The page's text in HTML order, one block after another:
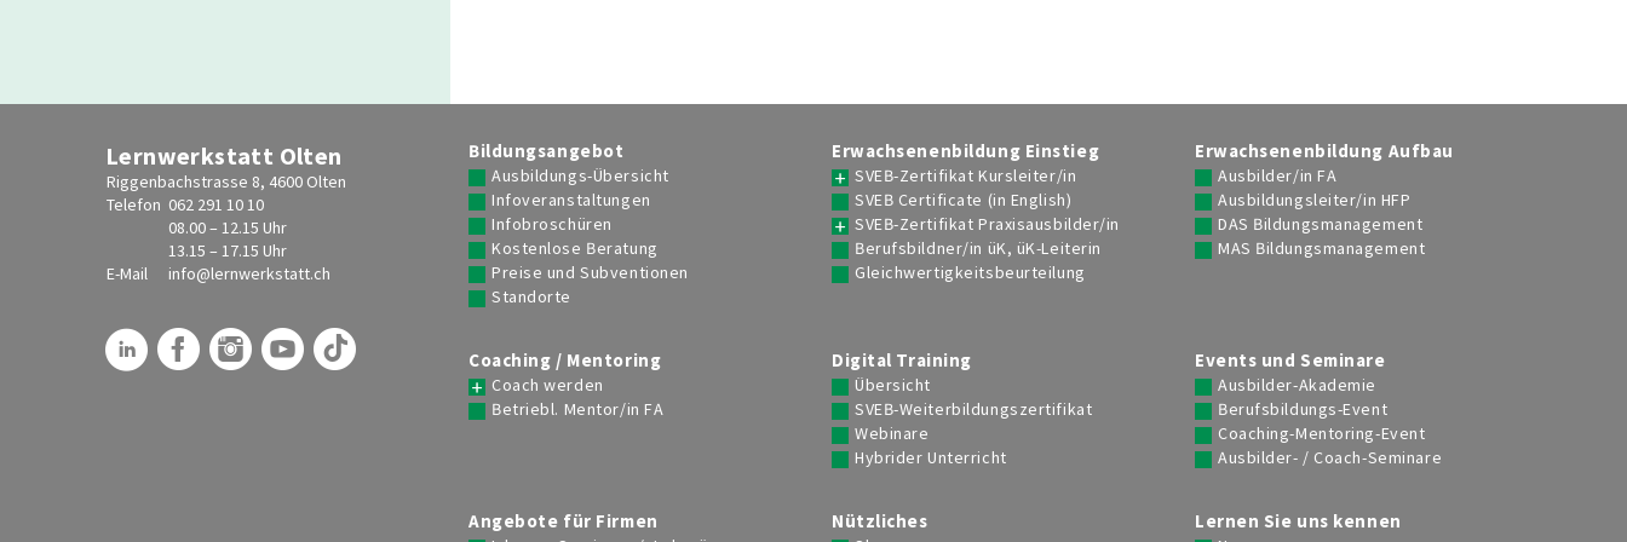
Berufsbildungs-Event
Coaching-Mentoring-Event
TA Praxis-Akademie
HR-Akademie
Ausbilder- / Coach-Seminare
Bildungsangebot für Firmen
Inhouse-Seminare / -Lehrgänge
TA-Forum
Lehrgänge, Events, Infoveranstaltungen finden
Coaching spezialisieren
Dipl. Job Coach
Job Coach/in FA
Personalmanagement
Ausbildungs-Übersicht
HR-Assistent/in HRSE
HR-Fachmann / HR-Fachfrau FA
HR SmartStudy
Lernwerkstatt Olten
Riggenbachstrasse 8, 4600 Olten
Telefon 062 291 10 10
08.00 – 12.15 Uhr
13.15 – 17.15 Uhr
E-Mail
info@lernwerkstatt.ch
Bildungsangebot
Ausbildungs-Übersicht
Infoveranstaltungen
Infobroschüren
Kostenlose Beratung
Preise und Subventionen
Standorte
Erwachsenenbildung Einstieg
SVEB-Zertifikat Kursleiter/in
SVEB Certificate (in English)
SVEB-Zertifikat Praxisausbilder/in
Berufsbildner/in üK, üK-Leiterin
Gleichwertigkeitsbeurteilung
Erwachsenenbildung Aufbau
Ausbilder/in FA
Ausbildungsleiter/in HFP
DAS Bildungsmanagement
MAS Bildungsmanagement
Coaching / Mentoring
Coach werden
Betriebl. Mentor/in FA
Digital Training
Übersicht
SVEB-Weiterbildungszertifikat
Webinare
Hybrider Unterricht
Events und Seminare
Ausbilder-Akademie
Berufsbildungs-Event
Coaching-Mentoring-Event
Ausbilder- / Coach-Seminare
Angebote für Firmen Nützliches Lernen Sie uns kennen